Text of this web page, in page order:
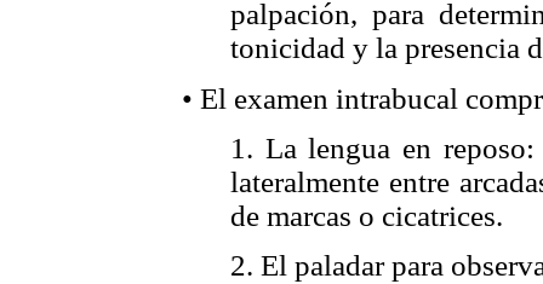
palpación, para
tonicidad y la presencia
• El examen intrabucal
1. La lengua en
lateralmente entre
de marcas o cicatrices.
2. El paladar para